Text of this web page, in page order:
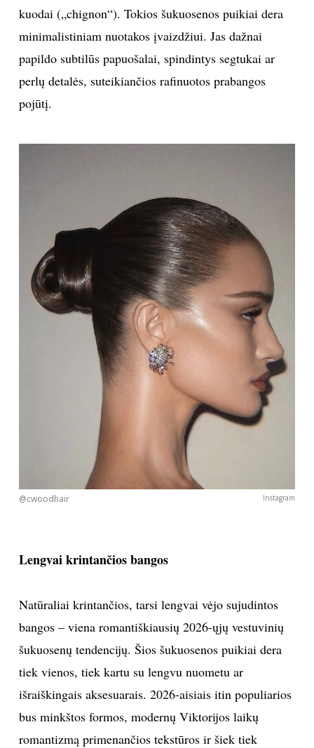
kuodai („chignon“). Tokios šukuosenos puikiai dera
minimalistiniam nuotakos įvaizdžiui. Jas dažnai
papildo subtilūs papuošalai, spindintys segtukai ar
perlų detalės, suteikiančios rafinuotos prabangos
pojūtį.
@cwoodhair Instagram
Lengvai krintančios bangos
Natūraliai krintančios, tarsi lengvai vėjo sujudintos
bangos – viena romantiškiausių 2026-ųjų vestuvinių
šukuosenų tendencijų. Šios šukuosenos puikiai dera
tiek vienos, tiek kartu su lengvu nuometu ar
išraiškingais aksesuarais. 2026-aisiais itin populiarios
bus minkštos formos, modernų Viktorijos laikų
romantizmą primenančios tekstūros ir šiek tiek